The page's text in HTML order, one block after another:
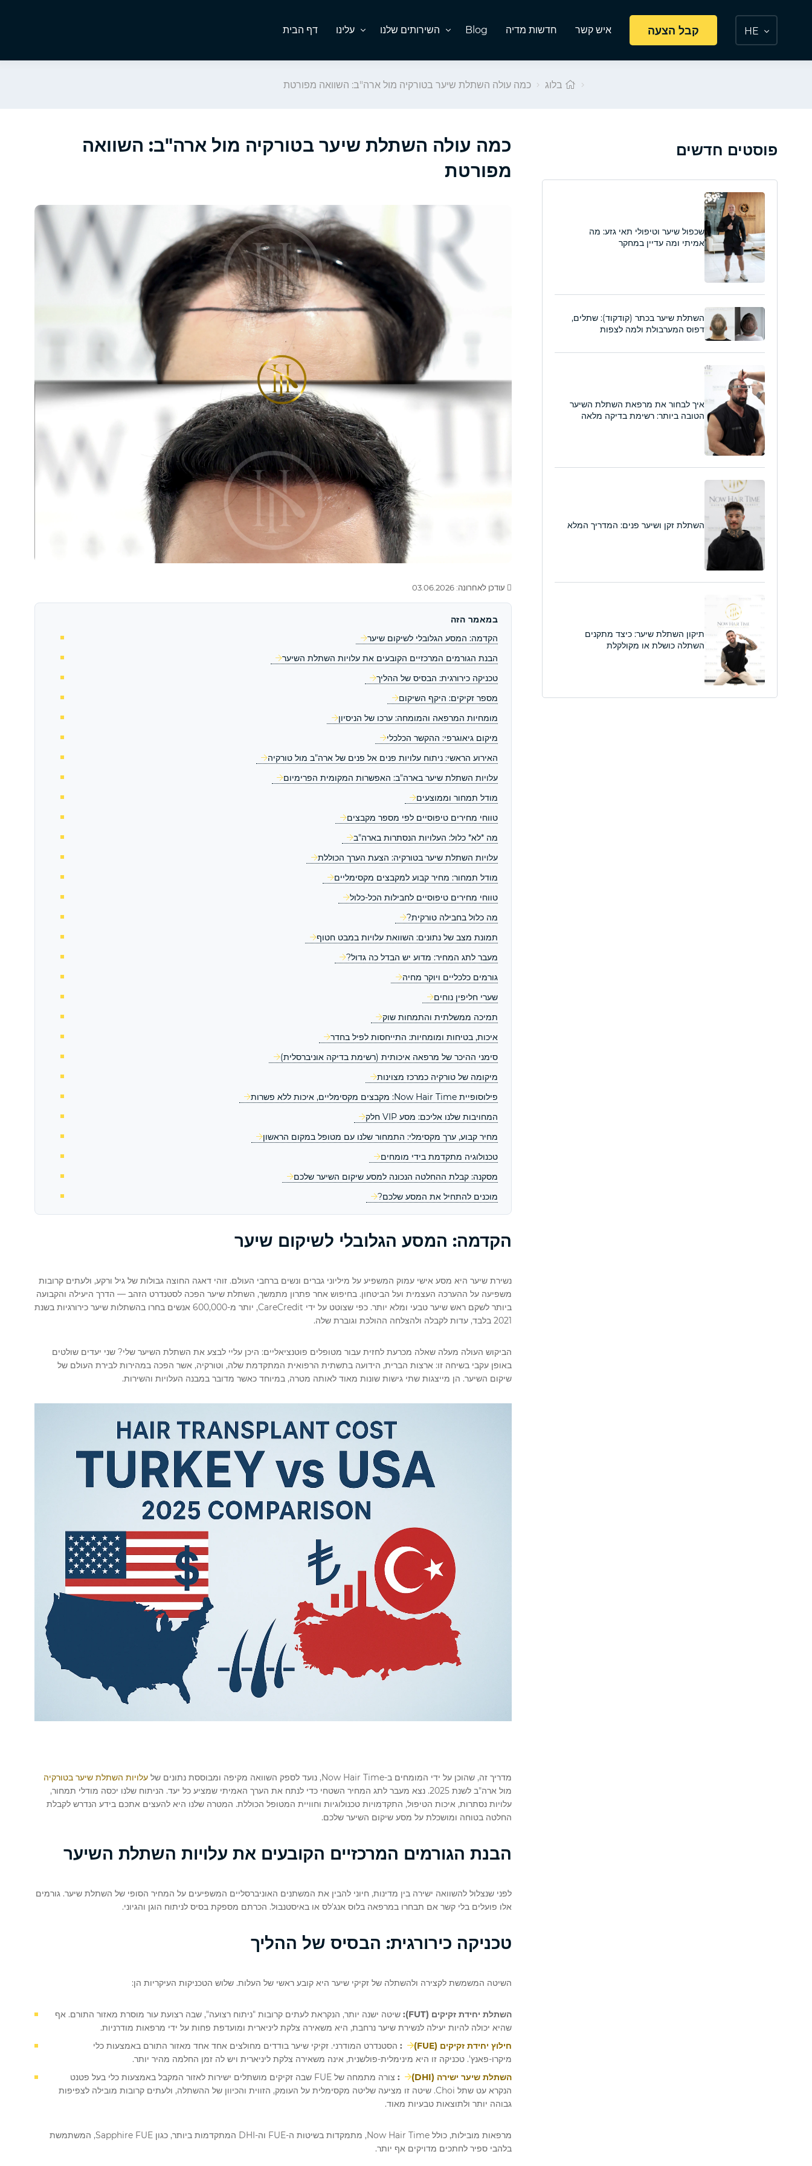
דף הבית עלינו השירותים שלנו Blog חדשות מדיה איש קשר קבל הצעה HE
בלוג כמה עולה השתלת שיער בטורקיה מול ארה"ב: השוואה מפורטת
כמה עולה השתלת שיער בטורקיה מול ארה"ב: השוואה
מפורטת
עודכן לאחרונה: 03.06.2026
במאמר הזה
הקדמה: המסע הגלובלי לשיקום שיער
הבנת הגורמים המרכזיים הקובעים את עלויות השתלת השיער
טכניקה כירורגית: הבסיס של ההליך
מספר זקיקים: היקף השיקום
מומחיות המרפאה והמומחה: ערכו של הניסיון
מיקום גיאוגרפי: ההקשר הכלכלי
האירוע הראשי: ניתוח עלויות פנים אל פנים של ארה"ב מול טורקיה
עלויות השתלת שיער בארה"ב: האפשרות המקומית הפרימיום
מודל תמחור וממוצעים
טווחי מחירים טיפוסיים לפי מספר מקבצים
מה *לא* כלול: העלויות הנסתרות בארה"ב
עלויות השתלת שיער בטורקיה: הצעת הערך הכוללת
מודל תמחור: מחיר קבוע למקבצים מקסימליים
טווחי מחירים טיפוסיים לחבילות הכל-כלול
מה כלול בחבילה טורקית?
תמונת מצב של נתונים: השוואת עלויות במבט חטוף
מעבר לתג המחיר: מדוע יש הבדל כה גדול?
גורמים כלכליים ויוקר מחיה
שערי חליפין נוחים
תמיכה ממשלתית והתמחות שוק
איכות, בטיחות ומומחיות: התייחסות לפיל בחדר
סימני ההיכר של מרפאה איכותית (רשימת בדיקה אוניברסלית)
מיקומה של טורקיה כמרכז מצוינות
פילוסופיית Now Hair Time: מקבצים מקסימליים, איכות ללא פשרות
המחויבות שלנו אליכם: מסע VIP חלק
מחיר קבוע, ערך מקסימלי: התמחור שלנו עם מטופל במקום הראשון
טכנולוגיה מתקדמת בידי מומחים
מסקנה: קבלת ההחלטה הנכונה למסע שיקום השיער שלכם
מוכנים להתחיל את המסע שלכם?
הקדמה: המסע הגלובלי לשיקום שיער
נשירת שיער היא מסע אישי עמוק המשפיע על מיליוני גברים ונשים ברחבי העולם. זוהי דאגה החוצה גבולות של גיל ורקע, ולעתים קרובות
משפיעה על ההערכה העצמית ועל הביטחון. בחיפוש אחר פתרון מתמשך, השתלת שיער הפכה לסטנדרט הזהב — הדרך היעילה והקבועה
ביותר לשקם ראש שיער טבעי ומלא יותר. כפי שצוטט על ידי CareCredit, יותר מ-600,000 אנשים בחרו בהשתלות שיער כירורגיות בשנת
2021 בלבד, עדות לקבלה ולהצלחה ההולכת וגוברת שלה.
הביקוש העולה מעלה שאלה מכרעת לחזית עבור מטופלים פוטנציאליים: היכן עליי לבצע את השתלת השיער שלי? שני יעדים שולטים
באופן עקבי בשיחה זו: ארצות הברית, הידועה בתשתית הרפואית המתקדמת שלה, וטורקיה, אשר הפכה במהירות לבירת העולם של
שיקום השיער. הן מייצגות שתי גישות שונות מאוד לאותה מטרה, במיוחד כאשר מדובר במבנה העלויות והשירות.
מדריך זה, שהוכן על ידי המומחים ב-Now Hair Time, נועד לספק השוואה מקיפה ומבוססת נתונים של
עלויות השתלת שיער בטורקיה
מול ארה"ב לשנת 2025. נצא מעבר לתג המחיר השטחי כדי לנתח את הערך האמיתי שמציע כל יעד. הניתוח שלנו יכסה מודלי תמחור,
עלויות נסתרות, איכות הטיפול, התקדמויות טכנולוגיות וחוויית המטופל הכוללת. המטרה שלנו היא להעצים אתכם בידע הנדרש לקבלת
החלטה בטוחה ומושכלת על מסע שיקום השיער שלכם.
הבנת הגורמים המרכזיים הקובעים את עלויות השתלת השיער
לפני שנצלול להשוואה ישירה בין מדינות, חיוני להבין את המשתנים האוניברסליים המשפיעים על המחיר הסופי של השתלת שיער. גורמים
אלו פועלים בלי קשר אם תבחרו במרפאה בלוס אנג'לס או באיסטנבול. הכרתם מספקת בסיס לניתוח הוגן והגיוני.
טכניקה כירורגית: הבסיס של ההליך
השיטה המשמשת לקצירה ולהשתלה של זקיקי שיער היא קובע ראשי של העלות. שלוש הטכניקות העיקריות הן:
השתלת יחידת זקיקים (FUT):
שיטה ישנה יותר, הנקראת לעתים קרובות "ניתוח רצועה", שבה רצועת עור מוסרת מאזור התורם. אף
שהיא יכולה להיות יעילה לנשירת שיער נרחבת, היא משאירה צלקת ליניארית ומועדפת פחות על ידי מרפאות מודרניות.
חילוץ יחידת זקיקים (FUE)
: הסטנדרט המודרני. זקיקי שיער בודדים מחולצים אחד אחד מאזור התורם באמצעות כלי
מיקרו-פאנץ'. טכניקה זו היא מינימלית-פולשנית, אינה משאירה צלקת ליניארית ויש לה זמן החלמה מהיר יותר.
השתלת שיער ישירה (DHI)
:
צורה מתמחה של FUE שבה זקיקים מושתלים ישירות לאזור המקבל באמצעות כלי בעל פטנט
הנקרא עט שתל Choi. שיטה זו מציעה שליטה מקסימלית על העומק, הזווית והכיוון של ההשתלה, ולעתים קרובות מובילה לצפיפות
גבוהה יותר ולתוצאות טבעיות מאוד.
מרפאות מובילות, כולל Now Hair Time, מתמקדות בשיטות ה-FUE וה-DHI המתקדמות ביותר, כגון Sapphire FUE, המשתמשת
בלהבי ספיר לחתכים מדויקים אף יותר.
פוסטים חדשים
שכפול שיער וטיפולי תאי גזע: מה
אמיתי ומה עדיין במחקר
השתלת שיער בכתר (קודקוד): שתלים,
דפוס המערבולת ולמה לצפות
איך לבחור את מרפאת השתלת השיער
הטובה ביותר: רשימת בדיקה מלאה
השתלת זקן ושיער פנים: המדריך המלא
תיקון השתלת שיער: כיצד מתקנים
השתלה כושלת או מקולקלת